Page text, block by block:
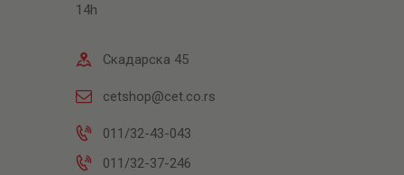
14h
Скадарска 45
cetshop@cet.co.rs
011/32-43-043
011/32-37-246